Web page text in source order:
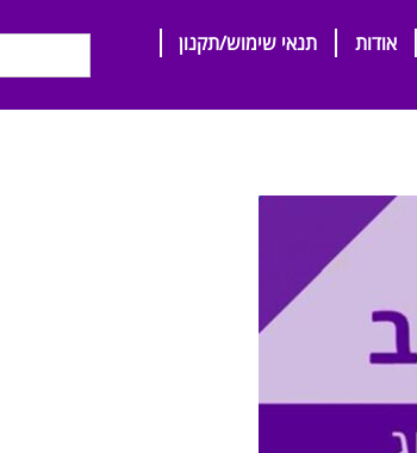
אודות
תנאי שימוש/תקנון